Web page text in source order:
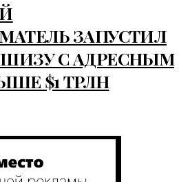
ЗАПУСТИЛ
С АДРЕСНЫМ
$1 ТРЛН